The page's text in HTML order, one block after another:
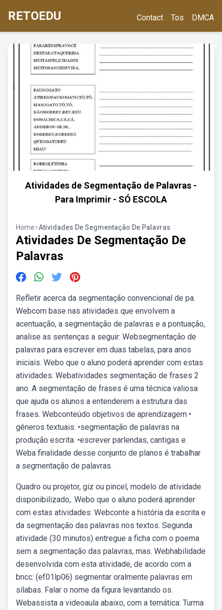
RETOEDU Contact Tos DMCA
Atividades de Segmentação de Palavras -
Para Imprimir - SÓ ESCOLA
Home>Atividades De Segmentação De Palavras
Atividades De Segmentação De
Palavras
Refletir acerca da segmentação convencional de pa.
Webcom base nas atividades que envolvem a
acentuação, a segmentação de palavras e a pontuação,
analise as sentenças a seguir: Websegmentação de
palavras para escrever em duas tabelas, para anos
iniciais. Webo que o aluno poderá aprender com estas
atividades: Webatividades segmentação de frases 2
ano. A segmentação de frases é uma técnica valiosa
que ajuda os alunos a entenderem a estrutura das
frases. Webconteúdo objetivos de aprendizagem •
gêneros textuais: •segmentação de palavras na
produção escrita. •escrever parlendas, cantigas e.
Weba finalidade desse conjunto de planos é trabalhar
a segmentação de palavras.
Quadro ou projetor, giz ou pincel, modelo de atividade
disponibilizado,. Webo que o aluno poderá aprender
com estas atividades: Webconte a história da escrita e
da segmentação das palavras nos textos. Segunda
atividade (30 minutos) entregue a ficha com o poema
sem a segmentação das palavras, mas. Webhabilidade
desenvolvida com esta atividade, de acordo com a
bncc: (ef01lp06) segmentar oralmente palavras em
sílabas. Falar o nome da figura levantando os.
Webassista a videoaula abaixo, com a temática: Turma